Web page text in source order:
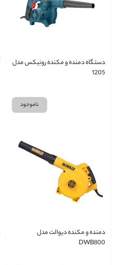
دستگاه دمنده و مکنده رونیکس مدل
1205
ناموجود
دمنده و مکنده دیوالت مدل
DWB800